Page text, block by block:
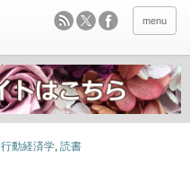
menu
行動経済学, 読書